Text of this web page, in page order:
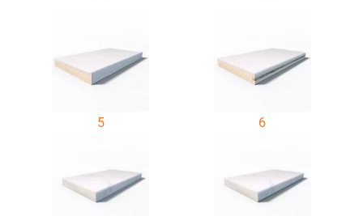
5 6